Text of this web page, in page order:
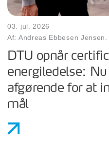
03. jul. 2026
Af: Andreas Ebbesen
DTU opnår
energiledelse:
afgørende for at
mål